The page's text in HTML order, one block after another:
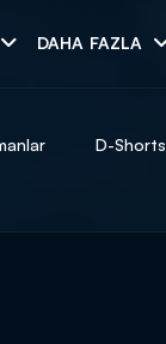
DAHA FAZLA
D-Shorts